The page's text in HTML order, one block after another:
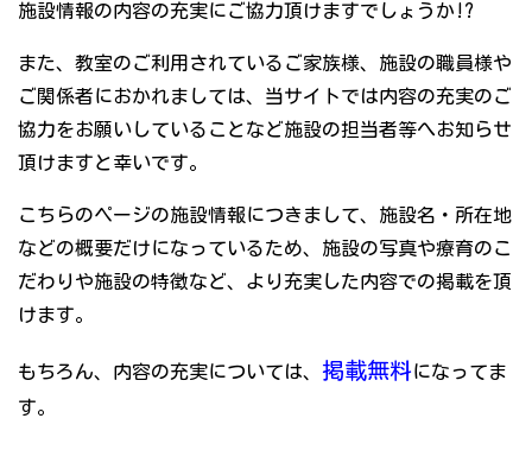
施設情報の内容の充実にご協力頂けますでしょうか!?
また、教室のご利用されているご家族様、施設の職員様や
ご関係者におかれましては、当サイトでは内容の充実のご
協力をお願いしていることなど施設の担当者等へお知らせ
頂けますと幸いです。
こちらのページの施設情報につきまして、施設名・所在地
などの概要だけになっているため、施設の写真や療育のこ
だわりや施設の特徴など、より充実した内容での掲載を頂
けます。
もちろん、内容の充実については、 掲載無料になってま
す。